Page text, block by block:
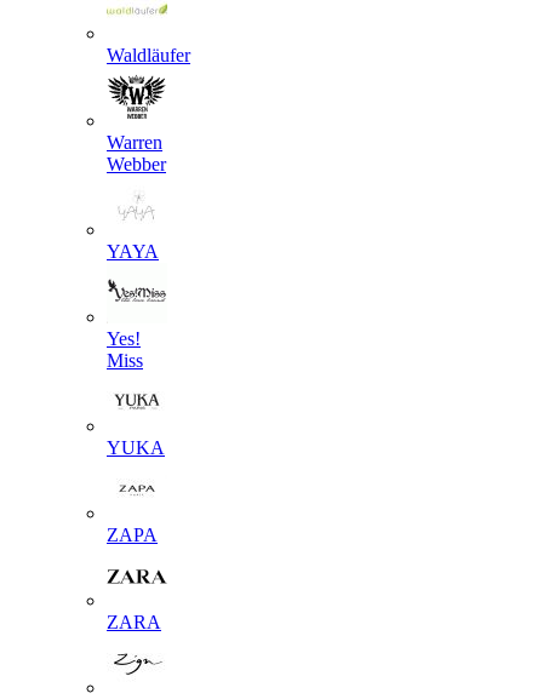
Waldläufer
Warren
Webber
YAYA
Yes!
Miss
YUKA
ZAPA
ZARA